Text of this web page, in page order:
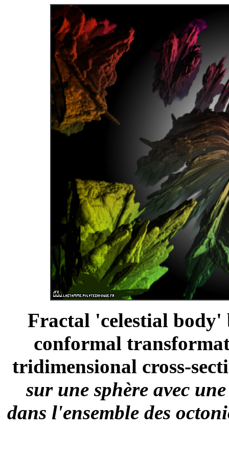
Fractal 'celestial body'
conformal
tridimensional cross-
sur une sphère avec
dans l'ensemble des